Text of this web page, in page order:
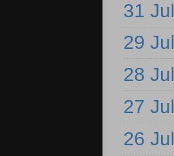
31 Jul
29 Jul
28 Jul
27 Jul
26 Jul